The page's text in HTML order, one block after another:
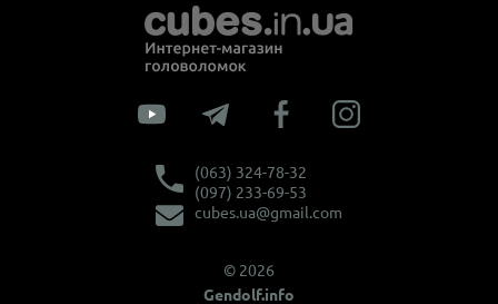
(063) 324-78-32
(097) 233-69-53
cubes.ua@gmail.com
© 2026
Gendolf.info